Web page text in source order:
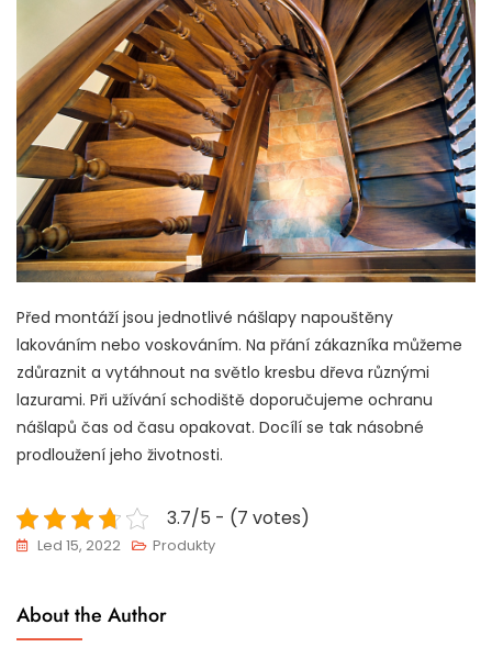
Před montáží jsou jednotlivé nášlapy napouštěny
lakováním nebo voskováním. Na přání zákazníka můžeme
zdůraznit a vytáhnout na světlo kresbu dřeva různými
lazurami. Při užívání schodiště doporučujeme ochranu
nášlapů čas od času opakovat. Docílí se tak násobné
prodloužení jeho životnosti.
3.7/5 - (7 votes)
Led 15, 2022 Produkty
About the Author